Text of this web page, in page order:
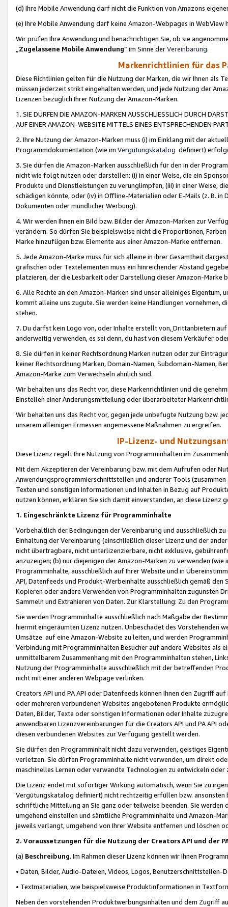
(d) Ihre Mobile Anwendung darf nicht die Funktion von Amazons
(e) Ihre Mobile Anwendung darf keine Amazon-Webpages in WebView
Wir prüfen Ihre Anwendung und benachrichtigen Sie, ob sie
„Zugelassene Mobile Anwendung“ im Sinne derVereinbarung.
Markenrichtlinien für das
Diese Richtlinien gelten für die Nutzung der Marken, die wir Ihnen als
müssen jederzeit strikt eingehalten werden, und jede Nutzung der
Lizenzen bezüglich Ihrer Nutzung der Amazon-Marken.
1. SIE DÜRFEN DIE AMAZON-MARKEN AUSSCHLIESSLICH DURCH
AUF EINER AMAZON-WEBSITE MITTELS EINES ENTSPRECHENDEN
2. Ihre Nutzung der Amazon-Marken muss (i) im Einklang mit der
Programmdokumentation (wie im Vergütungskatalog definiert)
3. Sie dürfen die Amazon-Marken ausschließlich für den in der
nicht wie folgt nutzen oder darstellen: (i) in einer Weise, die ein
Produkte und Dienstleistungen zu verunglimpfen, (iii) in einer Weise,
schädigen könnte, oder (iv) in Offline-Materialien oder E-Mails (z. B. in
Dokumenten oder mündlicher Werbung).
4. Wir werden Ihnen ein Bild bzw. Bilder der Amazon-Marken zur
verändern. So dürfen Sie beispielsweise nicht die Proportionen,
Marke hinzufügen bzw. Elemente aus einer Amazon-Marke entfernen.
5. Jede Amazon-Marke muss für sich alleine in ihrer Gesamtheit
grafischen oder Textelementen muss ein hinreichender Abstand
platzieren, der die Lesbarkeit oder Darstellung dieser Amazon-Marke
6. Alle Rechte an den Amazon-Marken sind unser alleiniges
kommt alleine uns zugute. Sie werden keine Handlungen vornehmen,
stehen.
7. Du darfst kein Logo von, oder Inhalte erstellt von,Drittanbietern auf
anderweitig verwenden, es sei denn, du hast von diesem Verkäufer
8. Sie dürfen in keiner Rechtsordnung Marken nutzen oder zur
keiner Rechtsordnung Marken, Domain-Namen, Subdomain-Namen,
Amazon-Marke zum Verwechseln ähnlich sind.
Wir behalten uns das Recht vor, diese Markenrichtlinien und die
Einstellen einer Änderungsmitteilung oder überarbeiteter
Wir behalten uns das Recht vor, gegen jede unbefugte Nutzung bzw.
unserem alleinigen Ermessen angemessene Maßnahmen zu ergreifen.
IP-Lizenz- und
Diese Lizenz regelt Ihre Nutzung von Programminhalten im
Mit dem Akzeptieren der Vereinbarung bzw. mit dem Aufrufen oder
Anwendungsprogrammierschnittstellen und anderer Tools (zusammen
Texten und sonstigen Informationen und Inhalten in Bezug auf
nutzen können, erklären Sie sich damit einverstanden, an diese Lizenz
1. Eingeschränkte Lizenz für Programminhalte
Vorbehaltlich der Bedingungen der Vereinbarung und ausschließlich
Einhaltung der Vereinbarung (einschließlich dieser Lizenz und der
nicht übertragbare, nicht unterlizenzierbare, nicht exklusive,
anzuzeigen; (b) nur diejenigen der Amazon-Marken zu verwenden
Programminhalte, ausschließlich auf Ihrer Website und in
API, Datenfeeds und Produkt-Werbeinhalte ausschließlich gemäß
Kopieren oder andere Verwenden von Programminhalten zugunsten
Sammeln und Extrahieren von Daten. Zur Klarstellung: Zu den
Sie werden Programminhalte ausschließlich nach Maßgabe der
hiermit eingeräumten Lizenz nutzen. Unbeschadet des Vorstehenden
Umsätze auf eine Amazon-Website zu leiten, und werden
Verbindung mit Programminhalten Besucher auf andere Websites als
unmittelbarem Zusammenhang mit den Programminhalten stehen,
Nutzung der Programminhalte ausschließlich mit der betreffenden
nicht mit einer anderen Webpage verlinken.
Creators API und PA API oder Datenfeeds können Ihnen den Zugriff
oder mehreren verbundenen Websites angebotenen Produkte
Daten, Bilder, Texte oder sonstigen Informationen oder Inhalte
anwendbaren Lizenzvereinbarungen für die Creators API und PA API
diesen verbundenen Websites zur Verfügung gestellt werden.
Sie dürfen den Programminhalt nicht dazu verwenden, geistiges
verletzen. Sie dürfen Programminhalte nicht verwenden, um direkt
maschinelles Lernen oder verwandte Technologien zu entwickeln
Die Lizenz endet mit sofortiger Wirkung automatisch, wenn Sie zu
Vergütungskatalog definiert) nicht rechtzeitig erfüllen bzw. ansonsten
schriftliche Mitteilung an Sie ganz oder teilweise beenden. Sie werden
umgehend einstellen und sämtliche Programminhalte und Amazon-
jeweils verlangt, umgehend von Ihrer Website entfernen und löschen
2. Voraussetzungen für die Nutzung der Creators API und der
(a) Beschreibung. Im Rahmen dieser Lizenz können wir Ihnen
• Daten, Bilder, Audio-Dateien, Videos, Logos, Benutzerschnittstellen-
• Textmaterialien, wie beispielsweise Produktinformationen in
Neben den vorstehenden Produktwerbungsinhalten und dem Zugriff